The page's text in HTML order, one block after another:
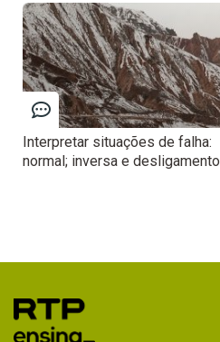
Interpretar situações de falha:
normal; inversa e desligamento